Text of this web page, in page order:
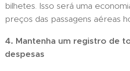
bilhetes. Isso será uma
preços das passagens aéreas
4. Mantenha um registro de
despesas